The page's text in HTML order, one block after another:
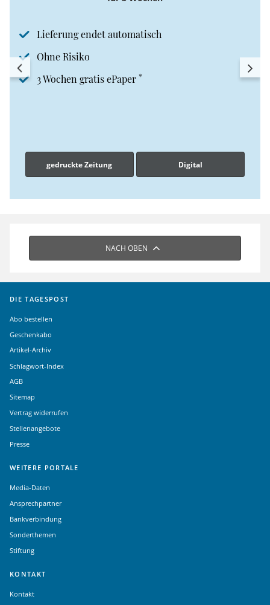
Lieferung endet automatisch
Ohne Risiko
3 Wochen gratis ePaper *
gedruckte Zeitung Digital
NACH OBEN
DIE TAGESPOST
Abo bestellen
Geschenkabo
Artikel-Archiv
Schlagwort-Index
AGB
Sitemap
Vertrag widerrufen
Stellenangebote
Presse
WEITERE PORTALE
Media-Daten
Ansprechpartner
Bankverbindung
Sonderthemen
Stiftung
KONTAKT
Kontakt